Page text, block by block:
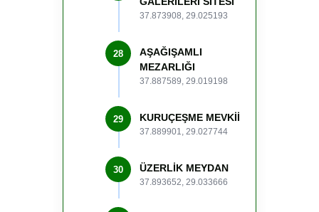
37.873908, 29.025193
28
AŞAĞIŞAMLI
MEZARLIĞI
37.887589, 29.019198
29 KURUÇEŞME MEVKİİ
37.889901, 29.027744
30 ÜZERLİK MEYDAN
37.893652, 29.033666